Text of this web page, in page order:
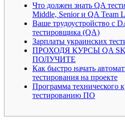
Что должен знать QA
Middle, Senior и QA Team
Ваше трудоустройство с
тестировщика (QA)
Зарплаты украинских
ПРОХОДЯ КУРСЫ QA
ПОЛУЧИТЕ
Как быстро начать
тестирования на проекте
Программа технического
тестированию ПО